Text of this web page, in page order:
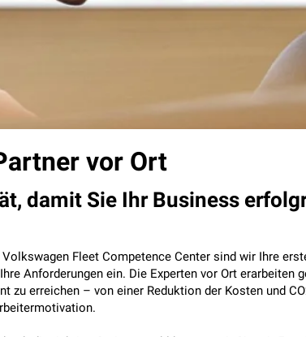
vor Ort
damit Sie Ihr Business
Fleet Competence Center sind wir Ihre
Anforderungen ein. Die Experten vor Ort erarbeiten
erreichen – von einer Reduktion der Kosten und